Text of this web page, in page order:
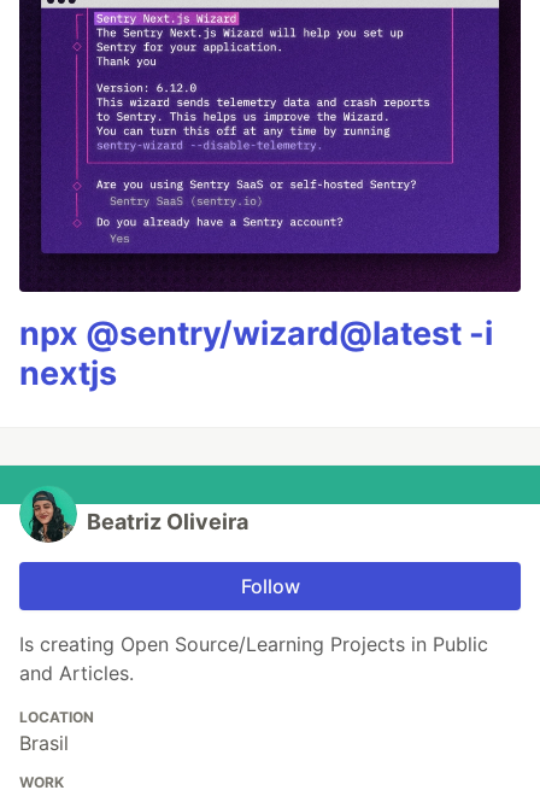
npx @sentry/wizard@latest -i
nextjs
Beatriz Oliveira
Follow
Is creating Open Source/Learning Projects in Public
and Articles.
LOCATION
Brasil
WORK